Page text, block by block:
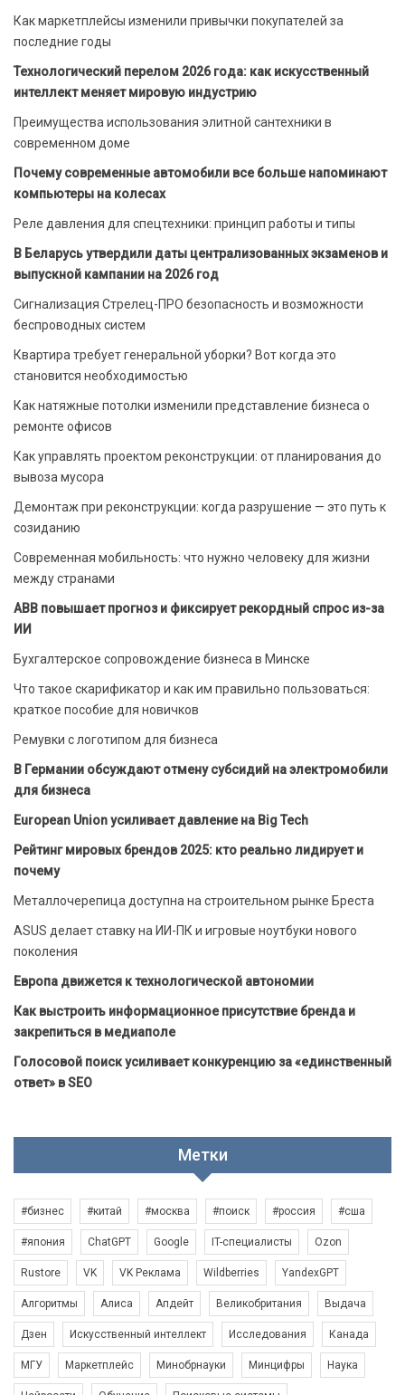
Как маркетплейсы изменили привычки покупателей за
последние годы
Технологический перелом 2026 года: как искусственный
интеллект меняет мировую индустрию
Преимущества использования элитной сантехники в
современном доме
Почему современные автомобили все больше напоминают
компьютеры на колесах
Реле давления для спецтехники: принцип работы и типы
В Беларусь утвердили даты централизованных экзаменов и
выпускной кампании на 2026 год
Сигнализация Стрелец-ПРО безопасность и возможности
беспроводных систем
Квартира требует генеральной уборки? Вот когда это
становится необходимостью
Как натяжные потолки изменили представление бизнеса о
ремонте офисов
Как управлять проектом реконструкции: от планирования до
вывоза мусора
Демонтаж при реконструкции: когда разрушение — это путь к
созиданию
Современная мобильность: что нужно человеку для жизни
между странами
ABB повышает прогноз и фиксирует рекордный спрос из-за
ИИ
Бухгалтерское сопровождение бизнеса в Минске
Что такое скарификатор и как им правильно пользоваться:
краткое пособие для новичков
Ремувки с логотипом для бизнеса
В Германии обсуждают отмену субсидий на электромобили
для бизнеса
European Union усиливает давление на Big Tech
Рейтинг мировых брендов 2025: кто реально лидирует и
почему
Металлочерепица доступна на строительном рынке Бреста
ASUS делает ставку на ИИ-ПК и игровые ноутбуки нового
поколения
Европа движется к технологической автономии
Как выстроить информационное присутствие бренда и
закрепиться в медиаполе
Голосовой поиск усиливает конкуренцию за «единственный
ответ» в SEO
Метки
#бизнес #китай #москва #поиск #россия #сша
#япония ChatGPT Google IT-специалисты Ozon
Rustore VK VK Реклама Wildberries YandexGPT
Алгоритмы Алиса Апдейт Великобритания Выдача
Дзен Искусственный интеллект Исследования Канада
МГУ Маркетплейс Минобрнауки Минцифры Наука